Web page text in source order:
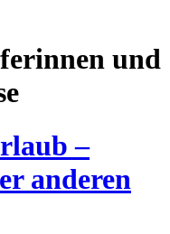
und
–
anderen